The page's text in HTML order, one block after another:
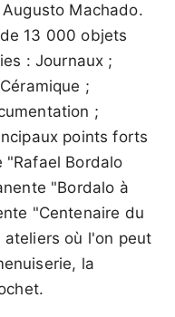
Machado.
13 000 objets
: Journaux ;
;
;
points forts
"Rafael Bordalo
"Bordalo à
"Centenaire du
ateliers où l'on peut
la